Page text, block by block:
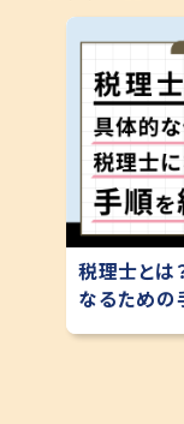
税理士とは
なるための